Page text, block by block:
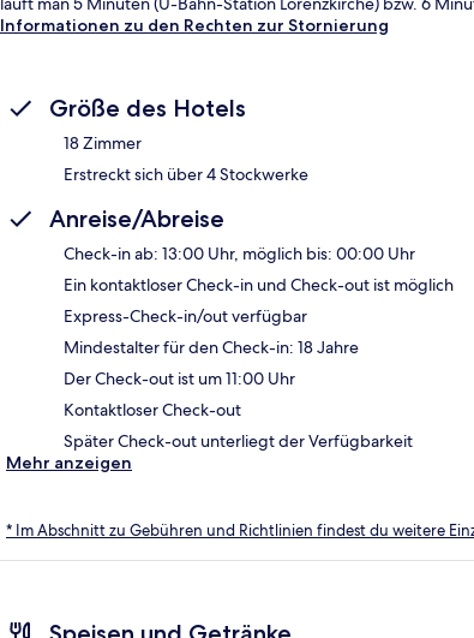
Informationen zu den Rechten zur Stornierung
Größe des Hotels
18 Zimmer
Erstreckt sich über 4 Stockwerke
Anreise/Abreise
Check-in ab: 13:00 Uhr, möglich bis: 00:00 Uhr
Ein kontaktloser Check-in und Check-out ist möglich
Express-Check-in/out verfügbar
Mindestalter für den Check-in: 18 Jahre
Der Check-out ist um 11:00 Uhr
Kontaktloser Check-out
Später Check-out unterliegt der Verfügbarkeit
Mehr anzeigen
* Im Abschnitt zu Gebühren und Richtlinien findest du weitere